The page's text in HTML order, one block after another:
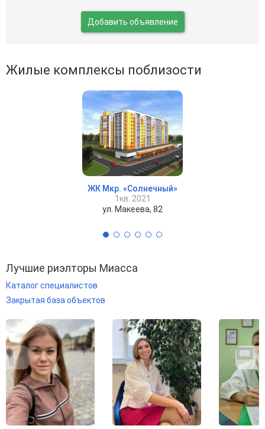
Добавить объявление
Жилые комплексы поблизости
ЖК Мкр. «Солнечный»
1кв. 2021
ул. Макеева, 82
Лучшие риэлторы Миасса
Каталог специалистов
Закрытая база объектов